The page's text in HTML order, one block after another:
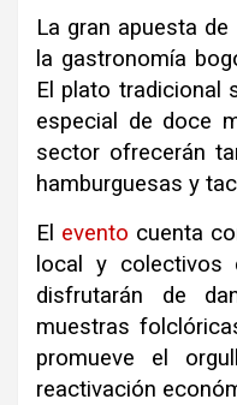
La gran apuesta
la gastronomía
El plato tradicional
especial de doce
sector ofrecerán
hamburguesas y
El evento cuenta
local y colectivos
disfrutarán de
muestras
promueve el
reactivación